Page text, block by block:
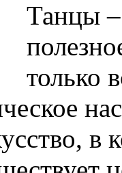
Танцы –
только
в